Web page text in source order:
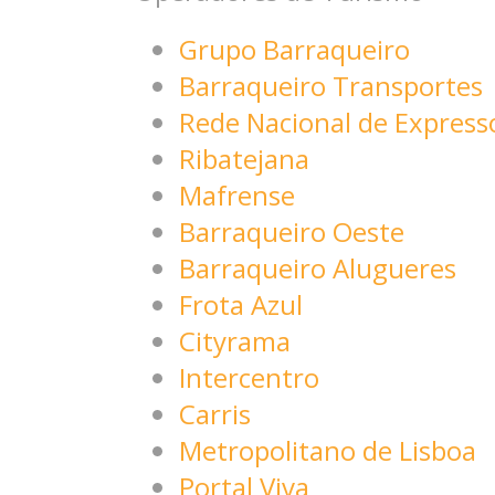
Grupo Barraqueiro
Barraqueiro Transportes
Rede Nacional de
Ribatejana
Mafrense
Barraqueiro Oeste
Barraqueiro Alugueres
Frota Azul
Cityrama
Intercentro
Carris
Metropolitano de Lisboa
Portal Viva